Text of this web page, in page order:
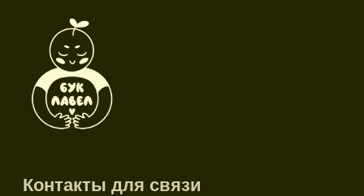
Каталог
Новинки
Закладки
Открытки
Другое
Отрывные блоки
Брелоки и значки